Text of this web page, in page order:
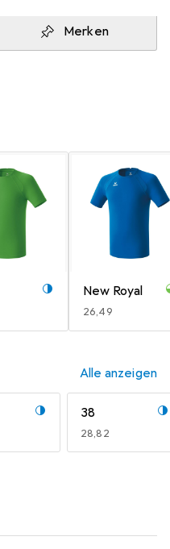
Merken
New Royal
EUR
26,49
Alle anzeigen
38
EUR
28,82